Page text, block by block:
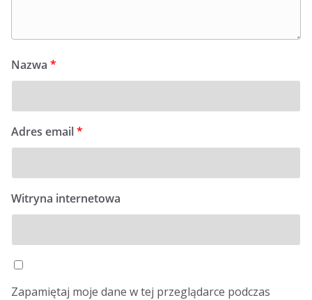
Nazwa *
Adres email*
Witryna internetowa
Zapamiętaj moje dane w tej przeglądarce podczas